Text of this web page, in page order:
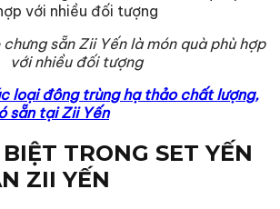
sẵn Zii Yến là món quà phù hợp
với nhiều đối tượng
loại đông trùng hạ thảo chất lượng,
sẵn tại Zii Yến
TRONG SET YẾN
ZII YẾN